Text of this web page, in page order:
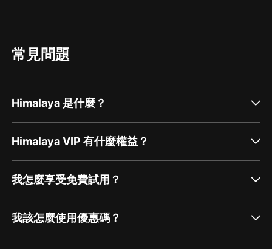
常見問題
Himalaya 是什麼？
Himalaya VIP 有什麼權益？
我怎麼享受免費試用？
我該怎麼使用優惠碼？